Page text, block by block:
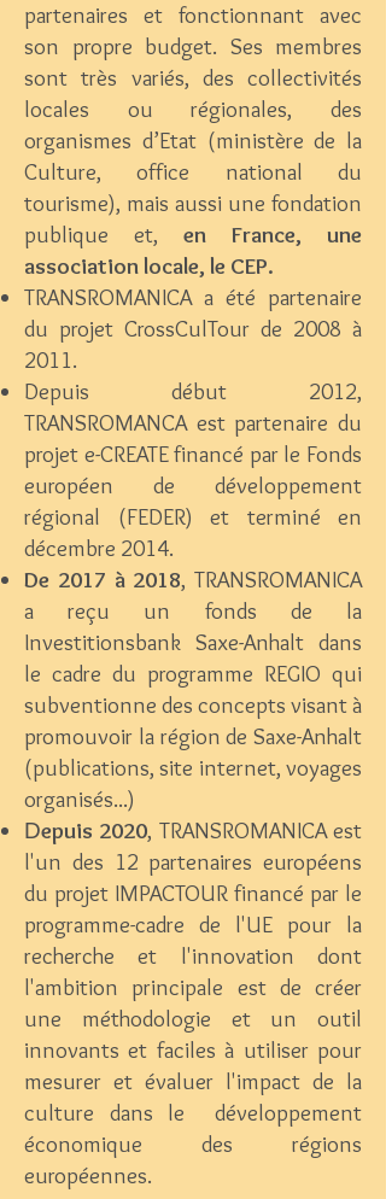
partenaires et fonctionnant avec
son propre budget. Ses membres
sont très variés, des collectivités
locales ou régionales, des
organismes d’Etat (ministère de la
Culture, office national du
tourisme), mais aussi une fondation
publique et, en France, une
association locale, le CEP.
TRANSROMANICA a été partenaire
du projet CrossCulTour de 2008 à
2011.
Depuis début 2012,
TRANSROMANCA est partenaire du
projet e-CREATE financé par le Fonds
européen de développement
régional (FEDER) et terminé en
décembre 2014.
De 2017 à 2018, TRANSROMANICA
a reçu un fonds de la
Investitionsbank Saxe-Anhalt dans
le cadre du programme REGIO qui
subventionne des concepts visant à
promouvoir la région de Saxe-Anhalt
(publications, site internet, voyages
organisés...)
Depuis 2020, TRANSROMANICA est
l'un des 12 partenaires européens
du projet IMPACTOUR financé par le
programme-cadre de l'UE pour la
recherche et l'innovation dont
l'ambition principale est de créer
une méthodologie et un outil
innovants et faciles à utiliser pour
mesurer et évaluer l'impact de la
culture dans le développement
économique des régions
européennes.